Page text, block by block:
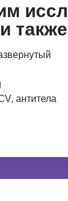
антитела